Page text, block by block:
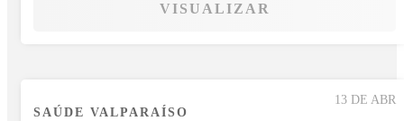
VISUALIZAR
13 DE ABR
SAÚDE VALPARAÍSO